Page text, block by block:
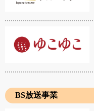
BS放送事業